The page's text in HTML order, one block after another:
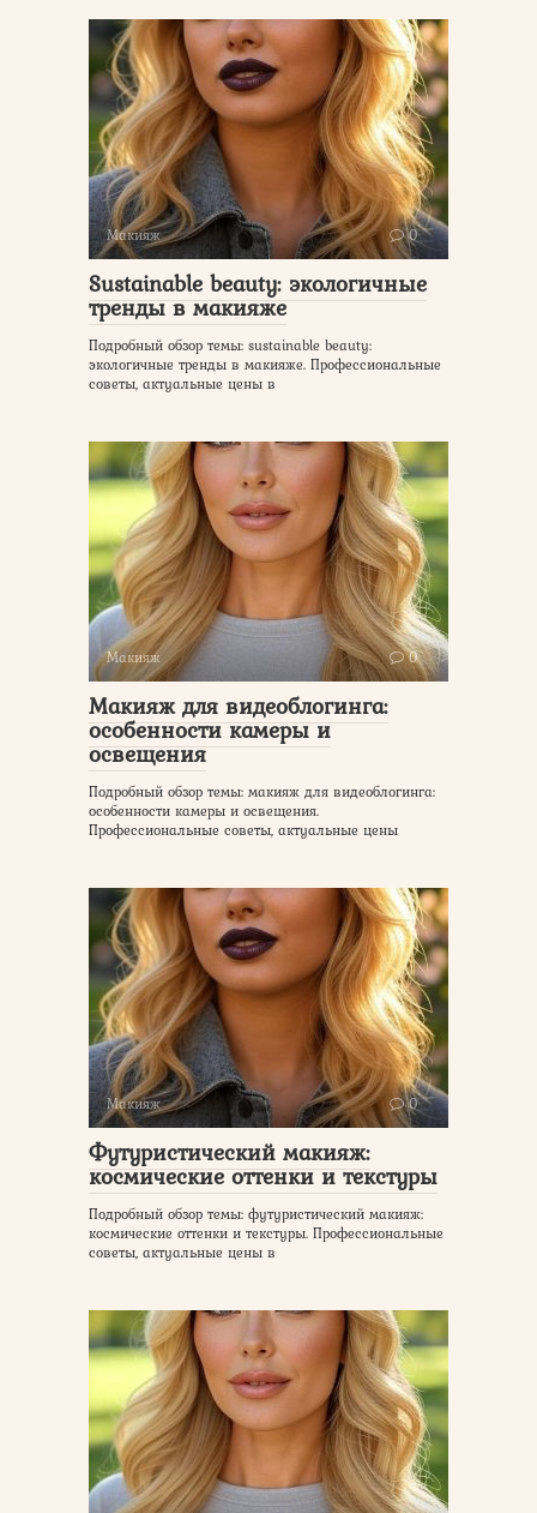
Макияж 0
Sustainable beauty: экологичные
тренды в макияже
Подробный обзор темы: sustainable beauty:
экологичные тренды в макияже. Профессиональные
советы, актуальные цены в
Макияж 0
Макияж для видеоблогинга:
особенности камеры и
освещения
Подробный обзор темы: макияж для видеоблогинга:
особенности камеры и освещения.
Профессиональные советы, актуальные цены
Макияж 0
Футуристический макияж:
космические оттенки и текстуры
Подробный обзор темы: футуристический макияж:
космические оттенки и текстуры. Профессиональные
советы, актуальные цены в